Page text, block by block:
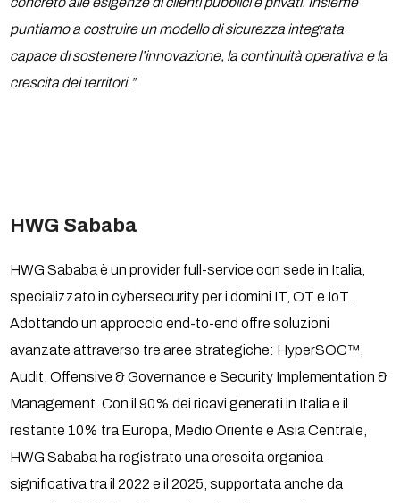
puntiamo a costruire un modello di sicurezza integrata
capace di sostenere l’innovazione, la continuità operativa e la
crescita dei territori.”
HWG Sababa
HWG Sababa è un provider full-service con sede in Italia,
specializzato in cybersecurity per i domini IT, OT e IoT.
Adottando un approccio end-to-end offre soluzioni
avanzate attraverso tre aree strategiche: HyperSOC™,
Audit, Offensive & Governance e Security Implementation &
Management. Con il 90% dei ricavi generati in Italia e il
restante 10% tra Europa, Medio Oriente e Asia Centrale,
HWG Sababa ha registrato una crescita organica
significativa tra il 2022 e il 2025, supportata anche da